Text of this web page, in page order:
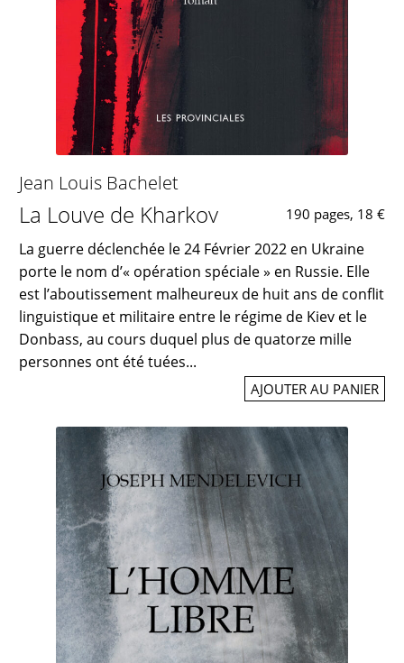
Jean Louis Bachelet
La Louve de Kharkov 190 pages, 18 €
La guerre déclenchée le 24 Février 2022 en Ukraine
porte le nom d’« opération spéciale » en Russie. Elle
est l’aboutissement malheureux de huit ans de conflit
linguistique et militaire entre le régime de Kiev et le
Donbass, au cours duquel plus de quatorze mille
personnes ont été tuées...
AJOUTER AU PANIER